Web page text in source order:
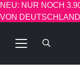
NEU: NUR NOCH
VON DEUTSCHLAND